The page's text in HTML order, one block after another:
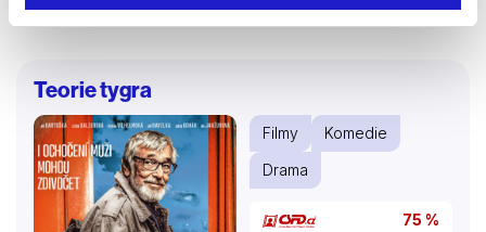
ohrozit život dítěte a o dalším těhotenství už nemůže
být řeč. Když léčbu nepodstoupí, ohrozí tím vlastní
Teorie tygra
Filmy
Komedie
Drama
75 %